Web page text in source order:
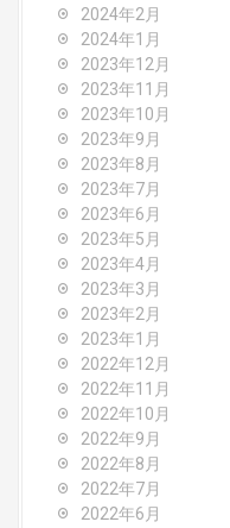
2024年2月
2024年1月
2023年12月
2023年11月
2023年10月
2023年9月
2023年8月
2023年7月
2023年6月
2023年5月
2023年4月
2023年3月
2023年2月
2023年1月
2022年12月
2022年11月
2022年10月
2022年9月
2022年8月
2022年7月
2022年6月